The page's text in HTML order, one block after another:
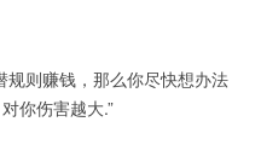
规则赚钱，那么你尽快想办法
你伤害越大.”